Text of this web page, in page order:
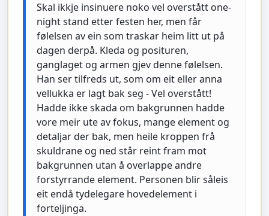
Skal ikkje insinuere noko vel overstått one-
night stand etter festen her, men får
følelsen av ein som traskar heim litt ut på
dagen derpå. Kleda og posituren,
ganglaget og armen gjev denne følelsen.
Han ser tilfreds ut, som om eit eller anna
vellukka er lagt bak seg - Vel overstått!
Hadde ikke skada om bakgrunnen hadde
vore meir ute av fokus, mange element og
detaljar der bak, men heile kroppen frå
skuldrane og ned står reint fram mot
bakgrunnen utan å overlappe andre
forstyrrande element. Personen blir såleis
eit endå tydelegare hovedelement i
forteljinga.